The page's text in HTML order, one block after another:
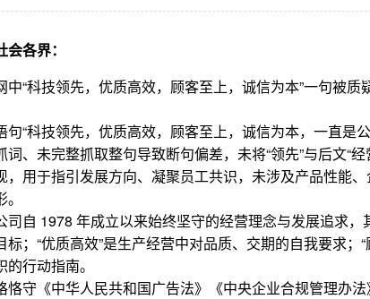
各界：
中“科技领先，优质高效，顾客至上，诚信为本”一句被
句“科技领先，优质高效，顾客至上，诚信为本，一直是
词、未完整抓取整句导致断句偏差，未将“领先”与后文“
，用于指引发展方向、凝聚员工共识，未涉及产品性能
司自 1978 年成立以来始终坚守的经营理念与发展追求
标；“优质高效”是生产经营中对品质、交期的自我要求
行动指南。
恪守《中华人民共和国广告法》《中央企业合规管理办